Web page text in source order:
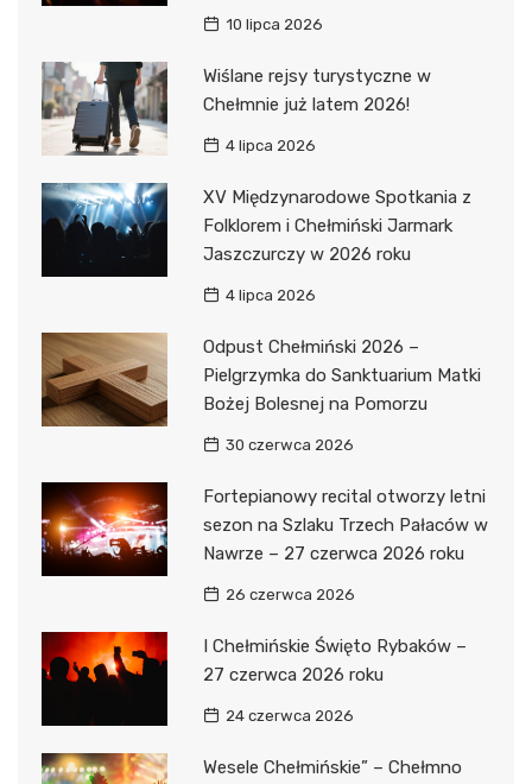
10 lipca 2026
Wiślane rejsy turystyczne w
Chełmnie już latem 2026!
4 lipca 2026
XV Międzynarodowe Spotkania z
Folklorem i Chełmiński Jarmark
Jaszczurczy w 2026 roku
4 lipca 2026
Odpust Chełmiński 2026 –
Pielgrzymka do Sanktuarium Matki
Bożej Bolesnej na Pomorzu
30 czerwca 2026
Fortepianowy recital otworzy letni
sezon na Szlaku Trzech Pałaców w
Nawrze – 27 czerwca 2026 roku
26 czerwca 2026
I Chełmińskie Święto Rybaków –
27 czerwca 2026 roku
24 czerwca 2026
Wesele Chełmińskie” – Chełmno